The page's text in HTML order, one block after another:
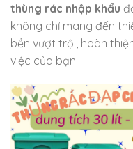
thùng rác nhập khẩu
không chỉ mang đến
bền vượt trội, hoàn
việc của bạn.